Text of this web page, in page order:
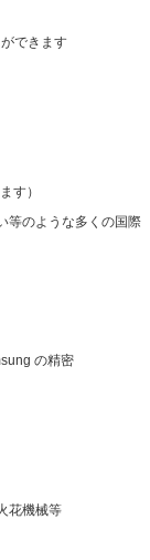
できます
す）
等のような多くの国際
の精密
花機械等